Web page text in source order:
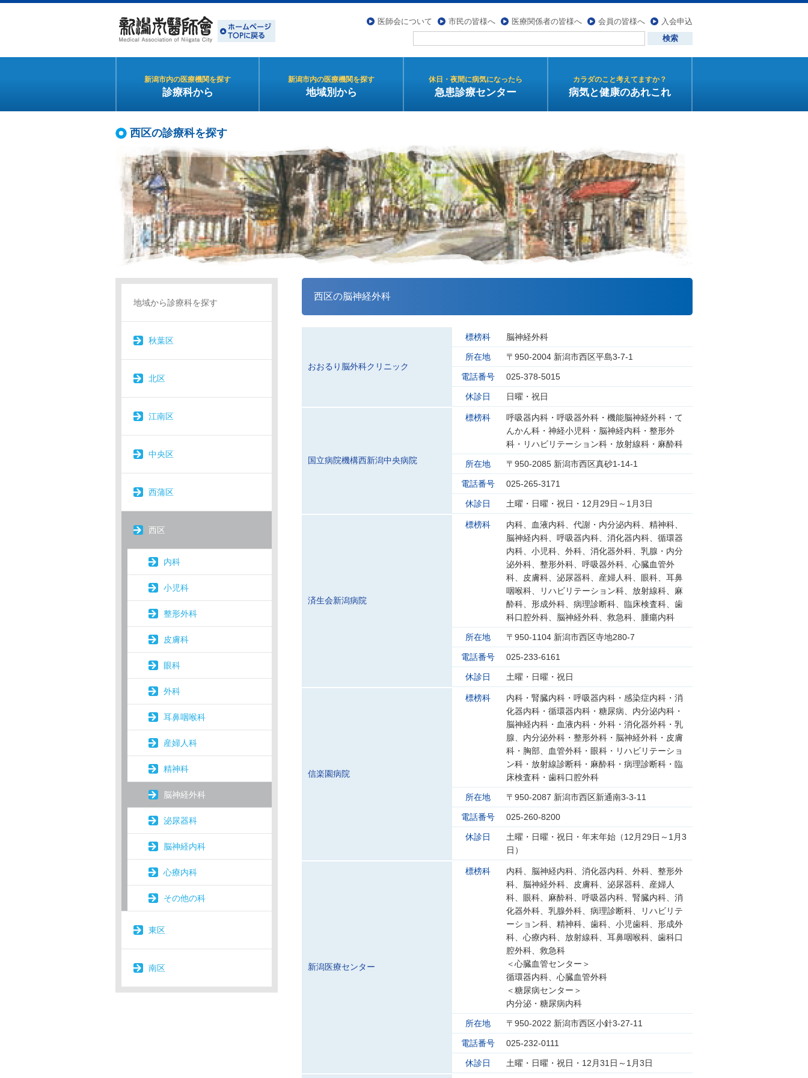
新潟市内の医療機関を探す
診療科から
新潟市内の医療機関を探す
地域別から
休日・夜間に病気になったら
急患診療センター
カラダのこと考えてますか？
病気と健康のあれこれ
医師会について 市民の皆様へ 医療関係者の皆様へ 会員の皆様へ 入会申込
西区の診療科を探す
西区の脳神経外科
おおるり脳外科クリニック
標榜科 脳神経外科
所在地 〒950-2004 新潟市西区平島3-7-1
電話番号 025-378-5015
休診日 日曜・祝日
国立病院機構西新潟中央病院
標榜科
呼吸器内科・呼吸器外科・機能脳神経外科・て
んかん科・神経小児科・脳神経内科・整形外
科・リハビリテーション科・放射線科・麻酔科
所在地 〒950-2085 新潟市西区真砂1-14-1
電話番号 025-265-3171
休診日 土曜・日曜・祝日・12月29日～1月3日
済生会新潟病院
標榜科
内科、血液内科、代謝・内分泌内科、精神科、
脳神経内科、呼吸器内科、消化器内科、循環器
内科、小児科、外科、消化器外科、乳腺・内分
泌外科、整形外科、呼吸器外科、心臓血管外
科、皮膚科、泌尿器科、産婦人科、眼科、耳鼻
咽喉科、リハビリテーション科、放射線科、麻
酔科、形成外科、病理診断科、臨床検査科、歯
科口腔外科、脳神経外科、救急科、腫瘍内科
所在地 〒950-1104 新潟市西区寺地280-7
電話番号 025-233-6161
休診日 土曜・日曜・祝日
信楽園病院
標榜科
内科・腎臓内科・呼吸器内科・感染症内科・消
化器内科・循環器内科・糖尿病、内分泌内科・
脳神経内科・血液内科・外科・消化器外科・乳
腺、内分泌外科・整形外科・脳神経外科・皮膚
科・胸部、血管外科・眼科・リハビリテーショ
ン科・放射線診断科・麻酔科・病理診断科・臨
床検査科・歯科口腔外科
所在地 〒950-2087 新潟市西区新通南3-3-11
電話番号 025-260-8200
休診日
土曜・日曜・祝日・年末年始（12月29日～1月3
日）
新潟医療センター
標榜科
内科、脳神経内科、消化器内科、外科、整形外
科、脳神経外科、皮膚科、泌尿器科、産婦人
科、眼科、麻酔科、呼吸器内科、腎臓内科、消
化器外科、乳腺外科、病理診断科、リハビリテ
ーション科、精神科、歯科、小児歯科、形成外
科、心療内科、放射線科、耳鼻咽喉科、歯科口
腔外科、救急科
＜心臓血管センター＞
循環器内科、心臓血管外科
＜糖尿病センター＞
内分泌・糖尿病内科
所在地 〒950-2022 新潟市西区小針3-27-11
電話番号 025-232-0111
休診日 土曜・日曜・祝日・12月31日～1月3日
地域から診療科を探す
秋葉区
北区
江南区
中央区
西蒲区
西区
内科
小児科
整形外科
皮膚科
眼科
外科
耳鼻咽喉科
産婦人科
精神科
脳神経外科
泌尿器科
脳神経内科
心療内科
その他の科
東区
南区